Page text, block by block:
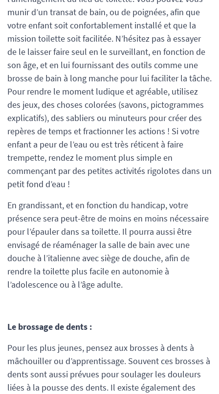
munir d’un transat de bain, ou de poignées, afin que
votre enfant soit confortablement installé et que la
mission toilette soit facilitée. N’hésitez pas à essayer
de le laisser faire seul en le surveillant, en fonction de
son âge, et en lui fournissant des outils comme une
brosse de bain à long manche pour lui faciliter la tâche.
Pour rendre le moment ludique et agréable, utilisez
des jeux, des choses colorées (savons, pictogrammes
explicatifs), des sabliers ou minuteurs pour créer des
repères de temps et fractionner les actions ! Si votre
enfant a peur de l’eau ou est très réticent à faire
trempette, rendez le moment plus simple en
commençant par des petites activités rigolotes dans un
petit fond d’eau !
En grandissant, et en fonction du handicap, votre
présence sera peut-être de moins en moins nécessaire
pour l’épauler dans sa toilette. Il pourra aussi être
envisagé de réaménager la salle de bain avec une
douche à l’italienne avec siège de douche, afin de
rendre la toilette plus facile en autonomie à
l’adolescence ou à l’âge adulte.
Le brossage de dents :
Pour les plus jeunes, pensez aux brosses à dents à
mâchouiller ou d’apprentissage. Souvent ces brosses à
dents sont aussi prévues pour soulager les douleurs
liées à la pousse des dents. Il existe également des